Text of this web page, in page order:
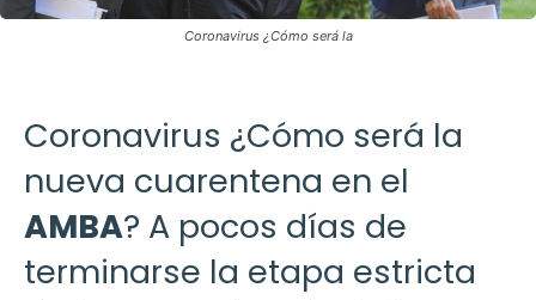
Coronavirus ¿Cómo será la
Coronavirus ¿Cómo será la
nueva cuarentena en el
AMBA? A pocos días de
terminarse la etapa estricta